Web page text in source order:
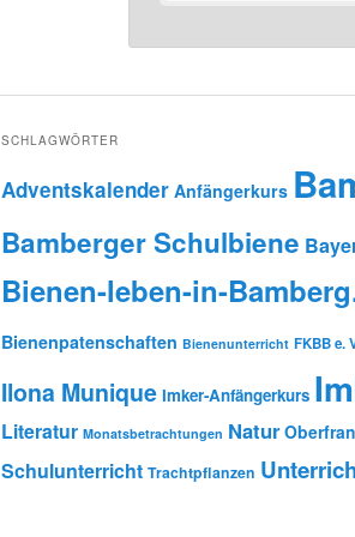
SCHLAGWÖRTER
Adventskalender Anfängerkurs
Bamberger Schulbiene
Bienen-leben-in-
Bienenpatenschaften Bienenunterricht FKBB e.
Ilona Munique Imker-Anfängerkurs
Literatur Monatsbetrachtungen Natur
Schulunterricht Trachtpflanzen